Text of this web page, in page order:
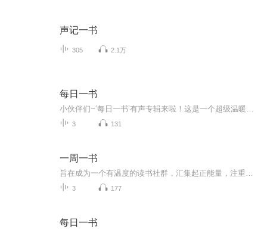
声记一书
305 2.1万
每日一书
3 131
一周一书
3 177
每日一书